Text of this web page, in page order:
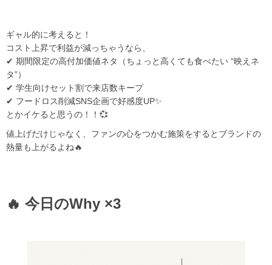
ギャル的に考えると！
コスト上昇で利益が減っちゃうなら、
✔ 期間限定の高付加価値ネタ（ちょっと高くても食べたい “映えネ
タ”）
✔ 学生向けセット割で来店数キープ
✔ フードロス削減SNS企画で好感度UP✨
とかイケると思うの！！💞
値上げだけじゃなく、ファンの心をつかむ施策をするとブランドの
熱量も上がるよね🔥
🔥 今日のWhy ×3